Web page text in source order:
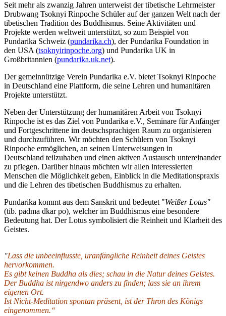
Seit mehr als zwanzig Jahren unterweist der tibetische Lehrmeister
Drubwang Tsoknyi Rinpoche Schüler auf der ganzen Welt nach der
tibetischen Tradition des Buddhismus. Seine Aktivitäten und
Projekte werden weltweit unterstützt, so zum Beispiel von
Pundarika Schweiz (pundarika.ch), der Pundarika Foundation in
den USA (tsoknyirinpoche.org) und Pundarika UK in
Großbritannien (pundarika.uk.net).
Der gemeinnützige Verein Pundarika e.V. bietet Tsoknyi Rinpoche
in Deutschland eine Plattform, die seine Lehren und humanitären
Projekte unterstützt.
Neben der Unterstützung der humanitären Arbeit von Tsoknyi
Rinpoche ist es das Ziel von Pundarika e.V., Seminare für Anfänger
und Fortgeschrittene im deutschsprachigen Raum zu organisieren
und durchzuführen. Wir möchten den Schülern von Tsoknyi
Rinpoche ermöglichen, an seinen Unterweisungen in
Deutschland teilzuhaben und einen aktiven Austausch untereinander
zu pflegen. Darüber hinaus möchten wir allen interessierten
Menschen die Möglichkeit geben, Einblick in die Meditationspraxis
und die Lehren des tibetischen Buddhismus zu erhalten.
Pundarika kommt aus dem Sanskrit und bedeutet "Weißer Lotus"
(tib. padma dkar po), welcher im Buddhismus eine besondere
Bedeutung hat. Der Lotus symbolisiert die Reinheit und Klarheit des
Geistes.
"Lass die unbeeinflusste, uranfängliche Reinheit deines Geistes
hervorkommen.
Es gibt keinen Buddha als dies; schau in die Natur deines Geistes.
Der Buddha ist nirgendwo anders zu finden; lass sie an ihrem
eigenen Ort.
Ist Nicht-Meditation spontan präsent, ist der Thron des Königs
eingenommen.“